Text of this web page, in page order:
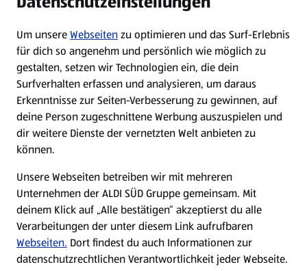
WhatsApp
Über ALDI SÜD
Filialen
Nachhaltigkeit
Karriere
Um unsereWebseitenzu optimieren und das Surf-Erlebnis
für dich so angenehm und persönlich wie möglich zu
gestalten, setzen wir Technologien ein, die dein
Surfverhalten erfassen und analysieren, um daraus
Erkenntnisse zur Seiten-Verbesserung zu gewinnen, auf
deine Person zugeschnittene Werbung auszuspielen und
dir weitere Dienste der vernetzten Welt anbieten zu
können.
Unsere Webseiten betreiben wir mit mehreren
Unternehmen der ALDI SÜD Gruppe gemeinsam. Mit
deinem Klick auf „Alle bestätigen“ akzeptierst du alle
Verarbeitungen der unter diesem Link aufrufbaren
Webseiten. Dort findest du auch Informationen zur
datenschutzrechtlichen Verantwortlichkeit jeder Webseite.